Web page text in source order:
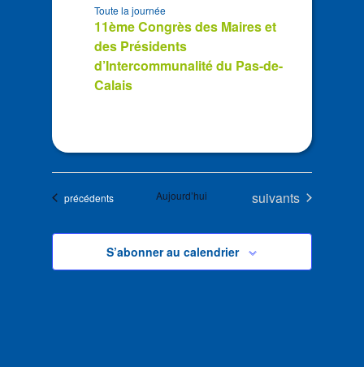
11ème Congrès des Maires et
des Présidents
d’Intercommunalité du Pas-de-
Calais
Toute la journée
Évènements
précédents Aujourd’hui Évènements
suivants
S’abonner au calendrier